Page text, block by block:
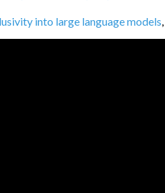
into large language models,